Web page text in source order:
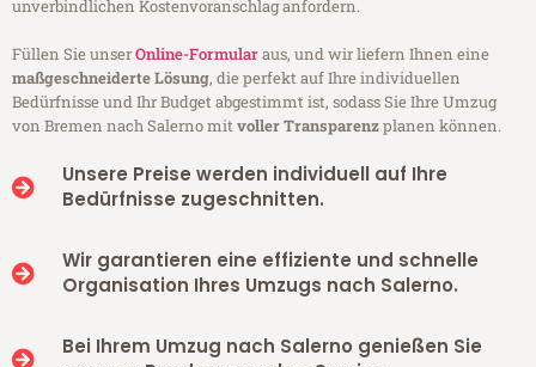
unverbindlichen Kostenvoranschlag anfordern.
Füllen Sie unserOnline-Formularaus, und wir liefern Ihnen eine
maßgeschneiderte Lösung, die perfekt auf Ihre individuellen
Bedürfnisse und Ihr Budget abgestimmt ist, sodass Sie Ihre Umzug
von Bremen nach Salerno mitvoller Transparenzplanen können.
Unsere Preise werden individuell auf Ihre
Bedürfnisse zugeschnitten.
Wir garantieren eine effiziente und schnelle
Organisation Ihres Umzugs nach Salerno.
Bei Ihrem Umzug nach Salerno genießen Sie